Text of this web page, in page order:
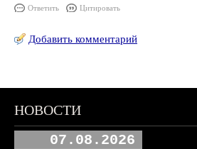
Ответить Цитировать
Добавить комментарий
НОВОСТИ
07.08.2026